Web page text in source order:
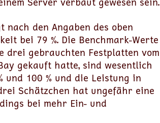
den Angaben des oben
bei 79 %. Die Benchmark-Werte
drei gebrauchten Festplatten vom
gekauft hatte, sind wesentlich
und 100 % und die Leistung in
Schätzchen hat ungefähr eine
bei mehr Ein- und